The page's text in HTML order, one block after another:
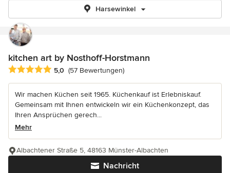
Harsewinkel
kitchen art by Nosthoff-Horstmann
Durchschnittliche Bewertung: 5 von 5 Sternen
5,0 (57 Bewertungen)
Wir machen Küchen seit 1965. Küchenkauf ist Erlebniskauf.
Gemeinsam mit Ihnen entwickeln wir ein Küchenkonzept, das
Ihren Ansprüchen gerech...
Mehr
Nachricht
Albachtener Straße 5, 48163 Münster-Albachten